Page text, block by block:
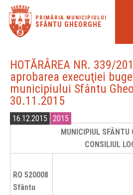
PRIMĂRIA MUNICIPIULUI
SFÂNTU GHEORGHE
HOTĂRÂREA NR. 339/
aprobarea execuţiei
municipiului Sfântu
30.11.2015
16.12.2015
2015
MUNICIPIUL SFÂNTU
CONSILIUL
RO 520008
Sfântu